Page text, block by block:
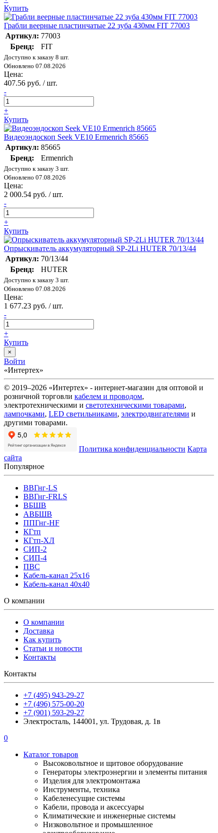
Купить
Грабли веерные пластинчатые 22 зуба 430мм FIT 77003
Артикул: 77003
Бренд:
FIT
Доступно к заказу 8 шт.
Обновлено 07.08.2026
Цена:
407.56 руб. / шт.
-
+
Купить
Видеоэндоскоп Seek VE10 Ermenrich 85665
Артикул: 85665
Бренд:
Ermenrich
Доступно к заказу 3 шт.
Обновлено 07.08.2026
Цена:
2 000.54 руб. / шт.
-
+
Купить
Опрыскиватель аккумуляторный SP-2Li HUTER 70/13/44
Артикул: 70/13/44
Бренд:
HUTER
Доступно к заказу 3 шт.
Обновлено 07.08.2026
Цена:
1 677.23 руб. / шт.
-
+
Купить
×
Войти
«Интертех»
© 2019–2026 «Интертех» - интернет-магазин для оптовой и
розничной торговли кабелем и проводом,
электротехническими и светотехническими товарами,
лампочками, LED светильниками, электродвигателями и
другими товарами.
Политика конфиденциальности Карта
сайта
Популярное
ВВГнг-LS
ВВГнг-FRLS
ВБШВ
АВБШВ
ППГнг-HF
КГтп
КГтп-ХЛ
СИП-2
СИП-4
ПВС
Кабель-канал 25х16
Кабель-канал 40х40
О компании
О компании
Доставка
Как купить
Статьи и новости
Контакты
Контакты
+7 (495) 943-29-27
+7 (496) 575-00-20
+7 (901) 593-29-27
Электросталь, 144001, ул. Трудовая, д. 1в
0
Каталог товаров
Высоковольтное и щитовое оборудование
Генераторы электроэнергии и элементы питания
Изделия для электромонтажа
Инструменты, техника
Кабеленесущие системы
Кабели, провода и аксессуары
Климатические и инженерные системы
Низковольтное и промышленное